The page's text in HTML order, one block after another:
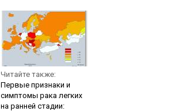
Читайте также:
Первые признаки и
симптомы рака легких
на ранней стадии: